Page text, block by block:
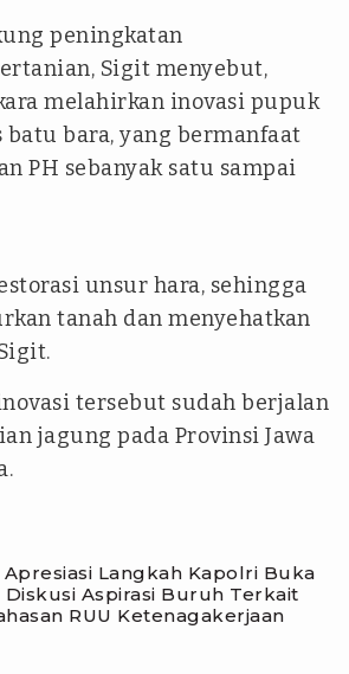
peningkatan
Sigit menyebut,
melahirkan inovasi pupuk
batu bara, yang bermanfaat
PH sebanyak satu sampai
unsur hara, sehingga
tanah dan menyehatkan
tersebut sudah berjalan
jagung pada Provinsi Jawa
Apresiasi Langkah Kapolri Buka
Diskusi Aspirasi Buruh Terkait
RUU Ketenagakerjaan